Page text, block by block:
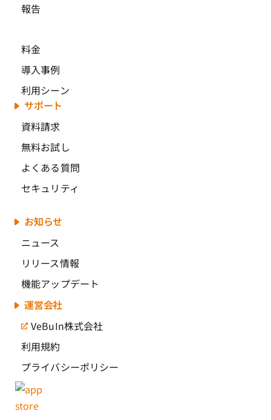
報告
料金
導入事例
利用シーン
サポート
資料請求
無料お試し
よくある質問
セキュリティ
お知らせ
ニュース
リリース情報
機能アップデート
運営会社
VeBuIn株式会社
利用規約
プライバシーポリシー